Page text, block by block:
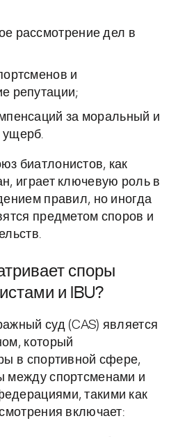
рассмотрение дел в
и
репутации;
за моральный и
ущерб.
биатлонистов, как
играет ключевую роль в
правил, но иногда
предметом споров и
споры
и IBU?
суд (CAS) является
который
в спортивной сфере,
между спортсменами и
такими как
включает: